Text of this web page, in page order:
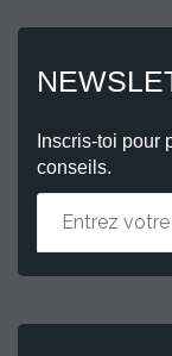
Inscris-toi pour
conseils.